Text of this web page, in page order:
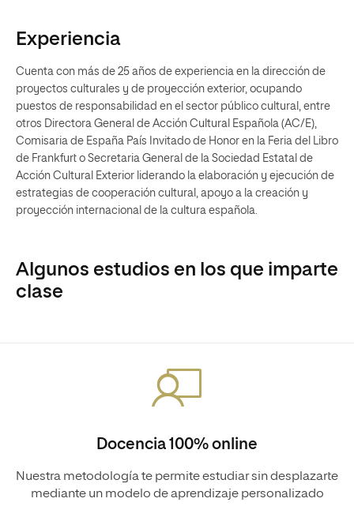
Experiencia
Cuenta con más de 25 años de experiencia en la dirección de
proyectos culturales y de proyección exterior, ocupando
puestos de responsabilidad en el sector público cultural, entre
otros Directora General de Acción Cultural Española (AC/E),
Comisaria de España País Invitado de Honor en la Feria del Libro
de Frankfurt o Secretaria General de la Sociedad Estatal de
Acción Cultural Exterior liderando la elaboración y ejecución de
estrategias de cooperación cultural, apoyo a la creación y
proyección internacional de la cultura española.
Algunos estudios en los que imparte
clase
Docencia 100% online
Nuestra metodología te permite estudiar sin desplazarte
mediante un modelo de aprendizaje personalizado